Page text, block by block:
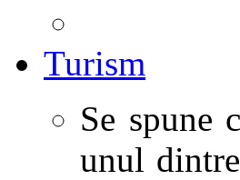
Turism
Se spune
unul